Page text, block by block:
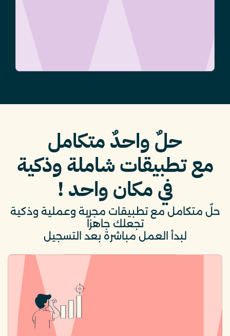
حلٌ واحدٌ متكامل
مع تطبيقات شاملة وذكية
في مكان واحد !
حلٌ متكامل مع تطبيقات مجربة وعملية وذكية
تجعلك جاهزاً
لبدأ العمل مباشرة بعد التسجيل